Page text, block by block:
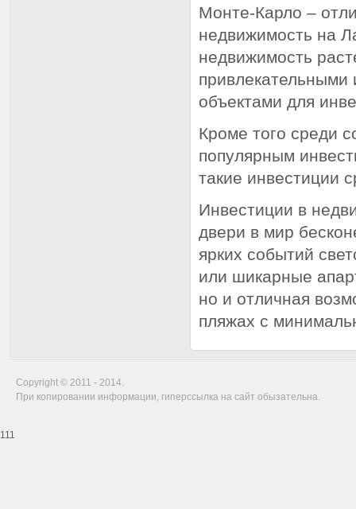
Монте-Карло –
недвижимость на
недвижимость
объектами для
Кроме того среди
популярным
такие инвестиции
Инвестиции в
двери в мир
ярких событий
или шикарные
но и отличная
пляжах с
Copyright © 2011 - 2014.
При копировании информации, гиперссылка на сайт обызательна.
111